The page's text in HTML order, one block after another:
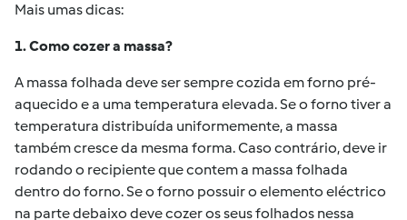
Mais umas dicas:
1.Como cozer a massa?
A massa folhada deve ser sempre cozida em forno pré-
aquecido e a uma temperatura elevada. Se o forno tiver a
temperatura distribuída uniformemente, a massa
também cresce da mesma forma. Caso contrário, deve ir
rodando o recipiente que contem a massa folhada
dentro do forno. Se o forno possuir o elemento eléctrico
na parte debaixo deve cozer os seus folhados nessa